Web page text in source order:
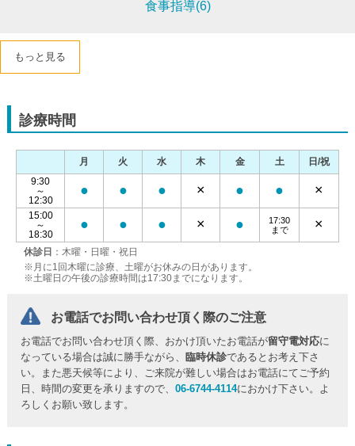
食事指導(6)
もっと見る
診療時間
休診日 ：木曜・日曜・祝日
※月に1回木曜に診療、土曜がお休みの日があります。
※土曜日の午後の診療時間は17:30までになります。
月 火 水 木 金 土
日/祝
9:30
～
12:30
● ● ● × ● ● ×
15:00
～
18:30
● ● ● × ●
17:30
まで
×
お電話でお問い合わせ頂く際のご注意
お電話でお問い合わせ頂く際、おかけ頂いたお電話が留守電対応に
なっている場合は誠に勝手ながら、
臨時休診であるとお考え下さ
い。また悪天候等により、ご来院が難しい場合はお電話にてご予約
日、時間の変更を承りますので、06-6744-4114におかけ下さい。よ
ろしくお願い致します。